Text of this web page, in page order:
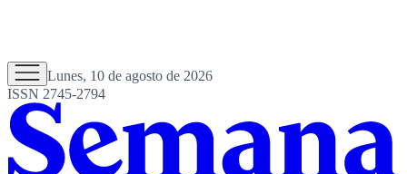
Lunes, 10 de agosto de 2026
ISSN 2745-2794